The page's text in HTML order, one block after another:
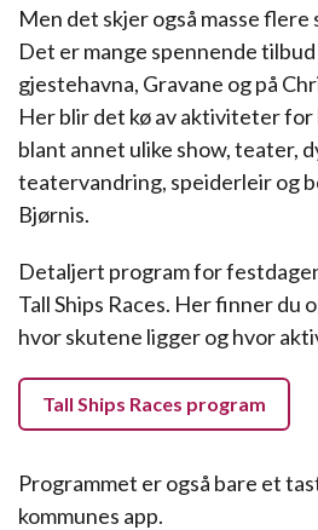
Men det skjer også masse
Det er mange spennende
gjestehavna, Gravane og på
Her blir det kø av aktiviteter
blant annet ulike show, teater,
teatervandring, speiderleir og
Bjørnis.
Detaljert program for
Tall Ships Races. Her finner du
hvor skutene ligger og hvor
Tall Ships Races program
Programmet er også bare et
kommunes app.